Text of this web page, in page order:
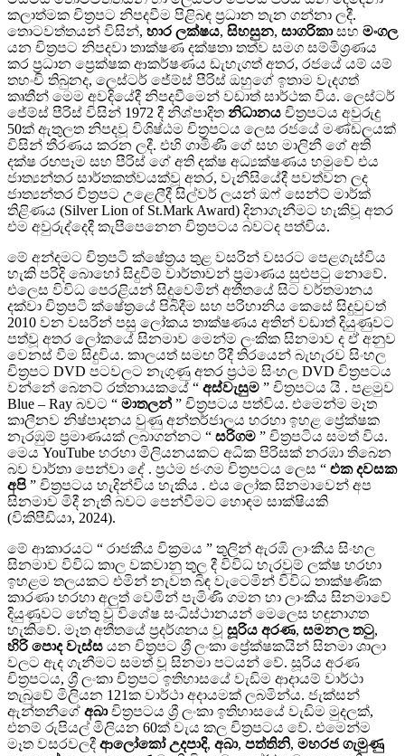
කලාත්මක චිත්‍රපට නිපදවීම පිළිබඳ ප්‍රධාන තැන ගන්නා ලදී.
තොටවත්තයන් විසින්, හාර ලක්ෂය, සිහසුන, සාගරිකාසහ මංගල
යන චිත්‍රපට නිපදවා තාක්ෂණ දක්ෂතා තත්ව සමග සම්මිශ්‍රණය
කර ප්‍රධාන ප්‍රෙක්ෂක ආකර්ෂණය ඩැහැගත් අතර, රජයේ යම් යම්
තහංචි තිබුනද, ලෙස්ටර් ජේම්ස් පීරිස් ඔහුගේ ඉතාම වැදගත්
කෘතීන් මෙම අවදියේදී නිපදවීමෙන් වඩාත් සාර්ථක විය. ලෙස්ටර්
ජේම්ස් පීරිස් විසින් 1972 දී නිශ්පාදිත නිධානය චිත්‍රපටය අවුරුදු
50ක් ඇතුලත නිපදවූ විශිෂ්ඨම චිත්‍රපටය ලෙස රජයේ මණ්ඩලයක්
විසින් තීරණය කරන ලදී. එහි ගාමිණී ගේ සහ මාලිනී ගේ අති
දක්ෂ රඟපෑම සහ පීරිස් ගේ අති දක්ෂ අධ්‍යක්ෂණය හමුවේ එය
ජාත්‍යන්තර සාර්තකත්වයක්වූ අතර, වැනීසියේදී පවත්වන ලද
ජාත්‍යන්තර චිත්‍රපට උළෙලීදී සිල්වර් ලයන් ඔෆ් සෙන්ට් මාර්ක්
තිළිණය (Silver Lion of St.Mark Award) දිනාගැනීමට හැකිවූ අතර
එම අවුරුද්දෙදී කැපීපෙනෙන චිත්‍රපටය බවටද පත්විය.
මේ අන්දමට චිත්‍රපටි ක්ෂේත්‍රය තුළ වසරින් වසරට පෙළගැස්විය
හැකි පරිදි බොහෝ සිදුවීම් වාර්තාවන් ප්‍රමාණය සුළුපටු නොවේ.
එලෙස විවිධ පෙරළියන් සිදුවෙමින් අතීතයේ සිට වර්තමානය
දක්වා චිත්‍රපටි ක්ෂේත්‍රයේ පිබිදීම සහ පරිහානිය කෙසේ සිදුවුවත්
2010 වන වසරින් පසු ලෝකය තාක්ෂණය අතින් වඩාත් දියුණුවට
පත්වූ අතර ලෝකයේ සිනමාව මෙන්ම ලංකික සිනමාව ද ඒ අනුව
වෙනස් වීම සිදුවිය. කාලයත් සමඟ රිදී තිරයෙන් බැහැරව සිංහල
චිත්‍රපට DVD පටවලට නැගුණු අතර ප්‍රථම සිංහල DVD චිත්‍රපටය
වන්නේ බෙනට් රත්නායකයේ “ අස්වැසුම ” චිත්‍රපටය යි . පළමුව
Blue – Ray බවට “ මාතලන් ” චිත්‍රපටය පත්විය. එමෙන්ම මෑත
කාලීනව නිෂ්පාදනය වුණු අන්තර්ජාලය හරහා ඉහළ ප්‍රේක්ෂක
නැරඹුම් ප්‍රමාණයක් ලබාගන්නට “ සරිගම ” චිත්‍රපටිය සමත් විය.
මෙය YouTube හරහා මිලියනයකට අධික පිරිසක් නරඹා තිබෙන
බව වාර්තා පෙන්වා දේ . ප්‍රථම ජංගම චිත්‍රපටය ලෙස “ එක දවසක
අපි ” චිත්‍රපටය හැදින්විය හැකිය . එය ලෝක සිනමාවෙන් අප
සිනමාව මිදී නැති බවට පෙන්වීමට හොඳම සාක්ෂියකි
(විකිපීඩියා, 2024).
මේ ආකාරයට “ රාජකීය වික්‍රමය ” තුලින් ඇරඹි ලාංකීය සිංහල
සිනමාව විවිධ කාල වකවානු තුල දී විවිධ හැරවුම් ලක්ෂ හරහා
ඉහළම තලයකට එමින් නැවත බිඳ වැටෙමින් විවිධ තාක්ෂණික
කාරණා හරහා අලුත් වෙමින් පැමිණි ගමන හා ලාංකීය සිනමාවේ
දියුණුවට හේතු වූ විශේෂ සංධිස්ථානයන් මෙලෙස හඳුනාගත
හැකිවේ. මෑත අතීතයේ ප්‍රදර්ශනය වූ සූරිය අරණ, සමනල තටු,
හිරි පොද වැස්ස යන චිත්‍රපට ශ්‍රී ලංකා ප්‍රේක්ෂකයින් සිනමා ශාලා
වලට ඇද ගැනීමට සමත් වූ සිනමා පටයන් වේ. සූරිය අරණ
චිත්‍රපටය, ශ්‍රී ලංකා චිත්‍රපට ඉතිහාසයේ වැඩිම ආදායම් වාර්ථා
තැබුවේ මිලියන 121ක වාර්ථා අදායමක් ලබමින්ය. ජැක්සන්
ඇන්තනීගේ අබාචිත්‍රපටය ශ්‍රී ලංකා ඉතිහාසයේ වැඩිම මුදලක්,
එනම් රුපියල් මිලියන 60ක් වැය කල චිත්‍රපටය වේ. එමෙන්ම
මෑත වසරවලදී ආලෝකෝ උදපාදි, අබා, පත්තිනි, මහරජ ගැමුණු